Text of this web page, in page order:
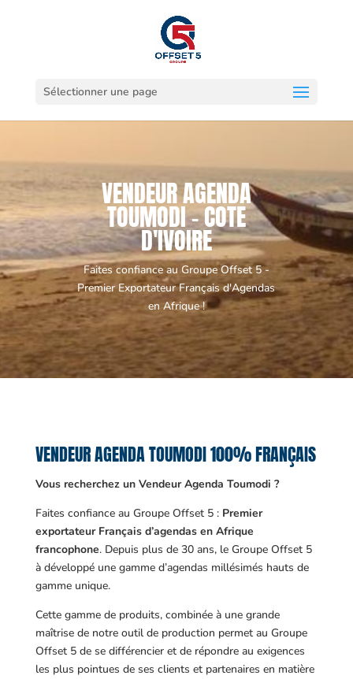
Sélectionner une page
VENDEUR AGENDA
TOUMODI - COTE
D'IVOIRE
Faites confiance au Groupe Offset 5 -
Premier Exportateur Français d'Agendas
en Afrique !
VENDEUR AGENDA TOUMODI 100% FRANÇAIS
Vous recherchez un Vendeur Agenda Toumodi ?
Faites confiance au Groupe Offset 5 : Premier
exportateur Français d’agendas en Afrique
francophone. Depuis plus de 30 ans, le Groupe Offset 5
à développé une gamme d’agendas millésimés hauts de
gamme unique.
Cette gamme de produits, combinée à une grande
maîtrise de notre outil de production permet au Groupe
Offset 5 de se différencier et de répondre au exigences
les plus pointues de ses clients et partenaires en matière